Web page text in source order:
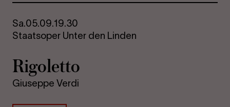
Sa.05.09.19.30
Staatsoper Unter den Linden
Ri­go­let­to
Giuseppe Verdi